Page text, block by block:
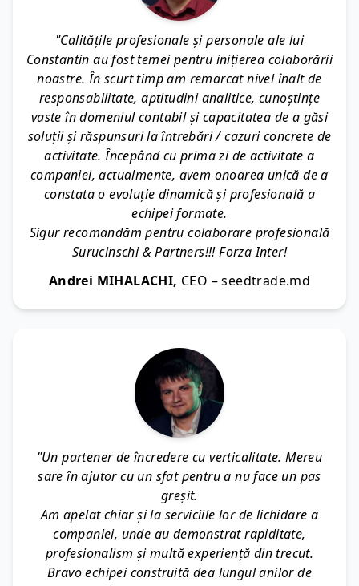
"Calitățile profesionale și personale ale lui
Constantin au fost temei pentru inițierea colaborării
noastre. În scurt timp am remarcat nivel înalt de
responsabilitate, aptitudini analitice, cunoștințe
vaste în domeniul contabil și capacitatea de a găsi
soluții și răspunsuri la întrebări / cazuri concrete de
activitate. Începând cu prima zi de activitate a
companiei, actualmente, avem onoarea unică de a
constata o evoluție dinamică și profesională a
echipei formate.
Sigur recomandăm pentru colaborare profesională
Surucinschi & Partners!!! Forza Inter!
Andrei MIHALACHI, CEO – seedtrade.md
"Un partener de încredere cu verticalitate. Mereu
sare în ajutor cu un sfat pentru a nu face un pas
greșit.
Am apelat chiar și la serviciile lor de lichidare a
companiei, unde au demonstrat rapiditate,
profesionalism și multă experiență din trecut.
Bravo echipei construită dea lungul anilor de